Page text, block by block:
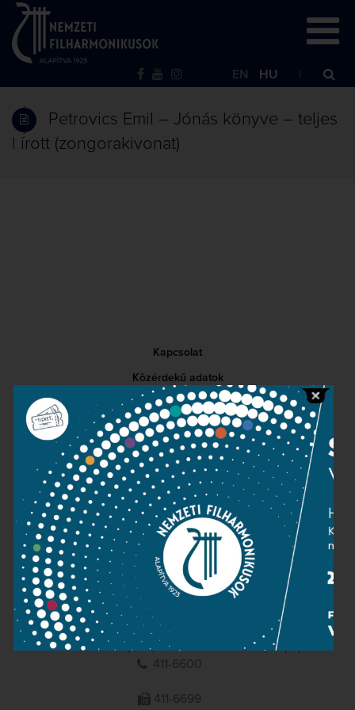
EN HU
Petrovics Emil – Jónás könyve – teljes
| írott (zongorakivonat)
Kapcsolat
Közérdekű adatok
Sajtószoba
Adatvédelem
Impresszum
NEMZETI
FILHARMONIKUSOK
1095 Budapest, Komor Marcell u. 1. (Müpa)
411-6600
411-6699